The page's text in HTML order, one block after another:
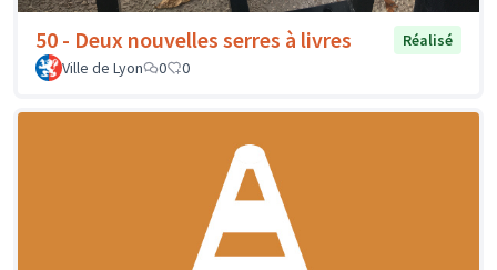
50 - Deux nouvelles serres à livres
Réalisé
Ville de Lyon
0 0